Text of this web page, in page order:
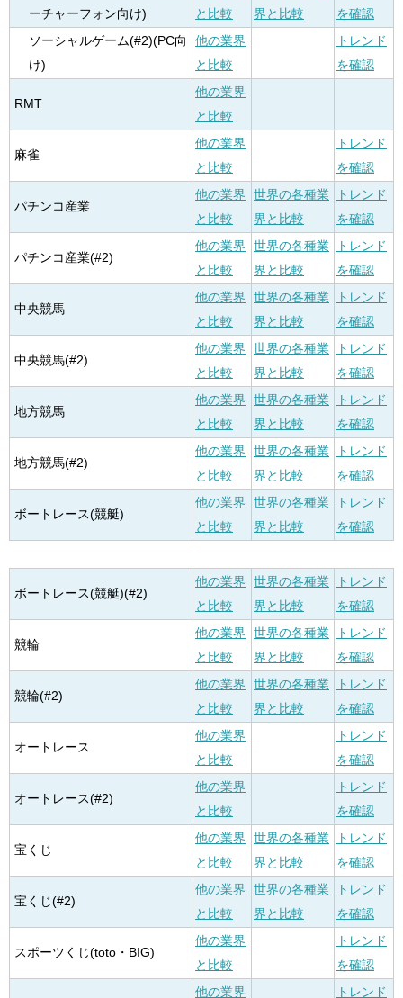
ーチャーフォン向け)
と比較
界と比較
を確認
ソーシャルゲーム(#2)(PC向
け)
他の業界
と比較
トレンド
を確認
RMT
他の業界
と比較
麻雀
他の業界
と比較
トレンド
を確認
パチンコ産業
他の業界
と比較
世界の各種業
界と比較
トレンド
を確認
パチンコ産業(#2)
他の業界
と比較
世界の各種業
界と比較
トレンド
を確認
中央競馬
他の業界
と比較
世界の各種業
界と比較
トレンド
を確認
中央競馬(#2)
他の業界
と比較
世界の各種業
界と比較
トレンド
を確認
地方競馬
他の業界
と比較
世界の各種業
界と比較
トレンド
を確認
地方競馬(#2)
他の業界
と比較
世界の各種業
界と比較
トレンド
を確認
ボートレース(競艇)
他の業界
と比較
世界の各種業
界と比較
トレンド
を確認
ボートレース(競艇)(#2)
他の業界
と比較
世界の各種業
界と比較
トレンド
を確認
競輪
他の業界
と比較
世界の各種業
界と比較
トレンド
を確認
競輪(#2)
他の業界
と比較
世界の各種業
界と比較
トレンド
を確認
オートレース
他の業界
と比較
トレンド
を確認
オートレース(#2)
他の業界
と比較
トレンド
を確認
宝くじ
他の業界
と比較
世界の各種業
界と比較
トレンド
を確認
宝くじ(#2)
他の業界
と比較
世界の各種業
界と比較
トレンド
を確認
スポーツくじ(toto・BIG)
他の業界
と比較
トレンド
を確認
他の業界 トレンド